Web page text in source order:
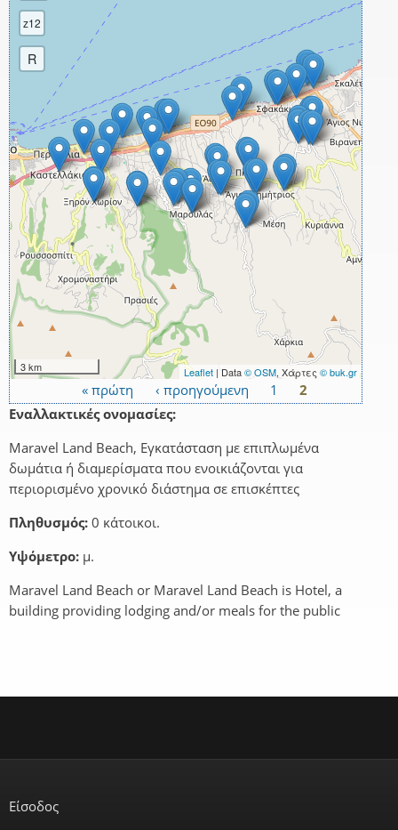
z12
R
3 km Leaflet | Data© OSM, Χάρτες © buk.gr
Σελίδες
« πρώτη ‹ προηγούμενη 1
2
Εναλλακτικές ονομασίες:
Maravel Land Beach, Εγκατάσταση με επιπλωμένα
δωμάτια ή διαμερίσματα που ενοικιάζονται για
περιορισμένο χρονικό διάστημα σε επισκέπτες
Πληθυσμός: 0 κάτοικοι.
Υψόμετρο: μ.
Maravel Land Beach or Maravel Land Beach is Hotel, a
building providing lodging and/or meals for the public
Είσοδος